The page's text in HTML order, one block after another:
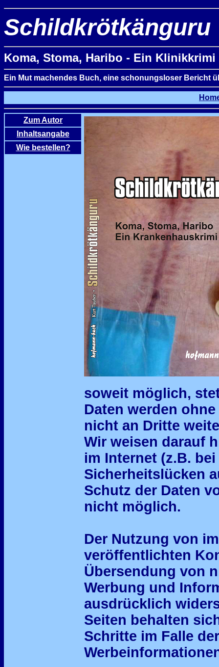
Schildkrötkänguru
Koma, Stoma, Haribo - Ein
Ein Mut machendes Buch, eine schonungsloser Bericht
Zum Autor
Inhaltsangabe
Wie bestellen?
soweit möglich,
Daten werden
nicht an Dritte
Wir weisen darauf
im Internet (z.B.
Sicherheitslücken
Schutz der Daten
nicht möglich.
Der Nutzung von
veröffentlichten
Übersendung von
Werbung und
ausdrücklich
Seiten behalten
Schritte im Falle